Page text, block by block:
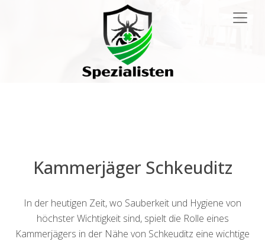
Kammerjäger Schkeuditz
In der heutigen Zeit, wo Sauberkeit und Hygiene von
höchster Wichtigkeit sind, spielt die Rolle eines
Kammerjägers in der Nähe von Schkeuditz eine wichtige